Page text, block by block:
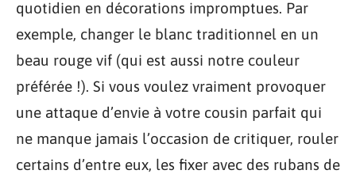
quotidien en décorations impromptues. Par
exemple, changer le blanc traditionnel en un
beau rouge vif (qui est aussi notre couleur
préférée !). Si vous voulez vraiment provoquer
une attaque d’envie à votre cousin parfait qui
ne manque jamais l’occasion de critiquer, rouler
certains d’entre eux, les fixer avec des rubans de